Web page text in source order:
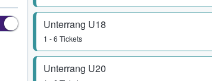
Unterrang U18
1 - 6 Tickets
Unterrang U20